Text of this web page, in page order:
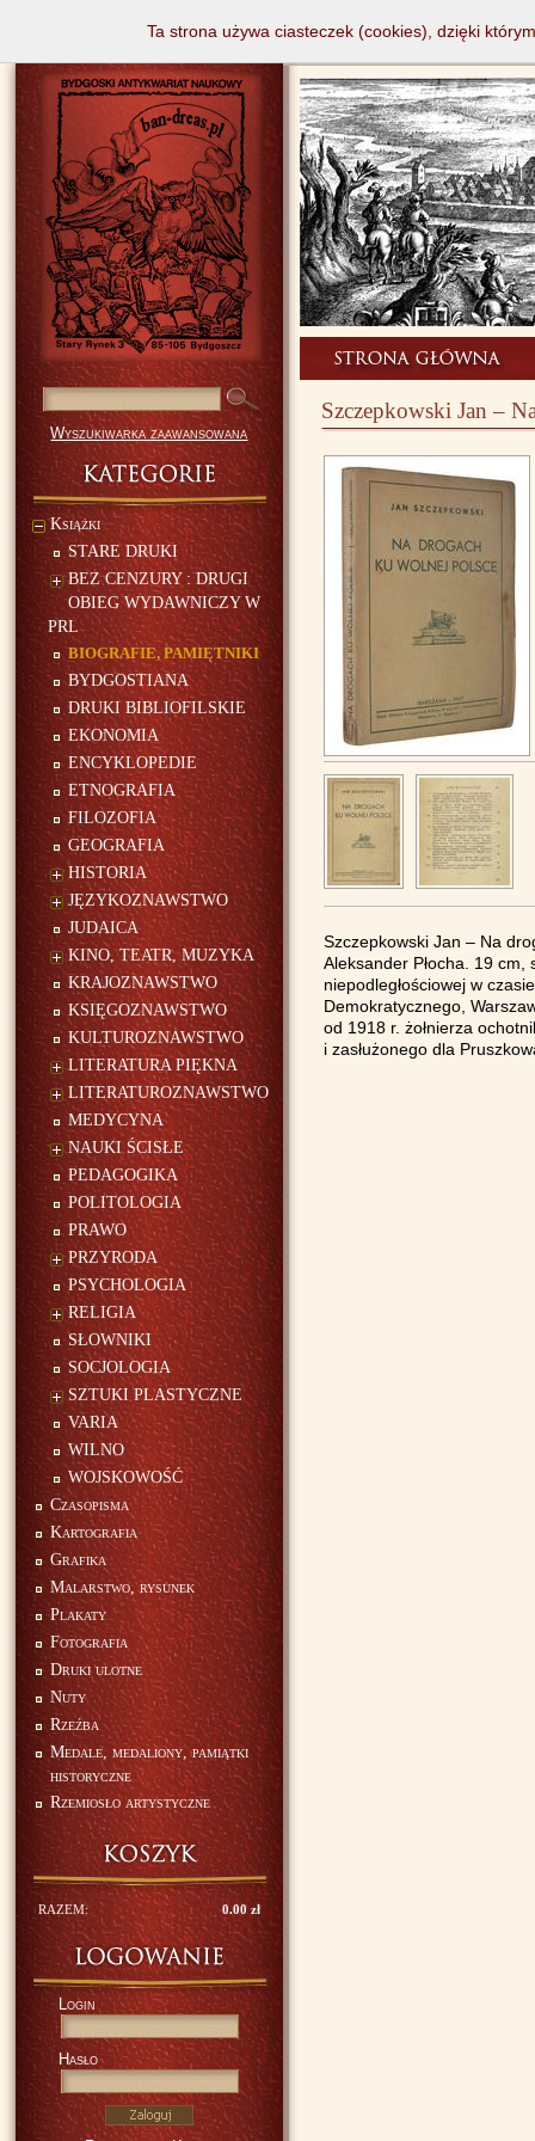
Wyszukiwarka zaawansowana
Książki
STARE DRUKI
BEZ CENZURY : DRUGI
OBIEG WYDAWNICZY W
PRL
BIOGRAFIE, PAMIĘTNIKI
BYDGOSTIANA
DRUKI BIBLIOFILSKIE
EKONOMIA
ENCYKLOPEDIE
ETNOGRAFIA
FILOZOFIA
GEOGRAFIA
HISTORIA
JĘZYKOZNAWSTWO
JUDAICA
KINO, TEATR, MUZYKA
KRAJOZNAWSTWO
KSIĘGOZNAWSTWO
KULTUROZNAWSTWO
LITERATURA PIĘKNA
LITERATUROZNAWSTWO
MEDYCYNA
NAUKI ŚCISŁE
PEDAGOGIKA
POLITOLOGIA
PRAWO
PRZYRODA
PSYCHOLOGIA
RELIGIA
SŁOWNIKI
SOCJOLOGIA
SZTUKI PLASTYCZNE
VARIA
WILNO
WOJSKOWOŚĆ
Czasopisma
Kartografia
Grafika
Malarstwo, rysunek
Plakaty
Fotografia
Druki ulotne
Nuty
Rzeźba
Medale, medaliony, pamiątki
historyczne
Rzemiosło artystyczne
RAZEM: 0.00 zł
Login
Hasło
Szczepkowski Jan –
Szczepkowski Jan – Na
Aleksander Płocha. 19
niepodległościowej w
Demokratycznego,
od 1918 r. żołnierza
i zasłużonego dla
Ta strona używa ciasteczek (cookies), dzięki